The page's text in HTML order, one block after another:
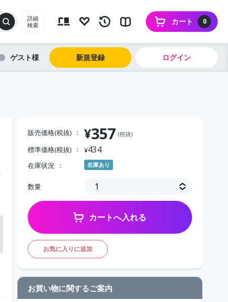
詳細
検索
0
カート
ゲスト 新規登録 ログイン
販売価格(税抜) ¥357 (税抜)
標準価格(税抜) ¥434
在庫状況 在庫あり
数量
カートへ入れる
お気に入りに追加
お買い物に関するご案内